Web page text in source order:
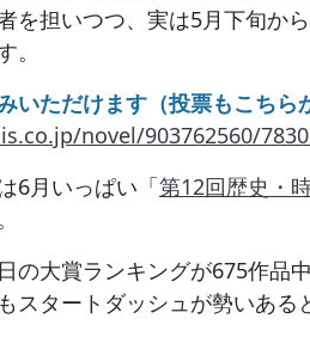
を担いつつ、実は5月下旬か
いただけます（投票もこちら
novel/903762560/
6月いっぱい「第12回歴史・
の大賞ランキングが675作品中
スタートダッシュが勢いあ